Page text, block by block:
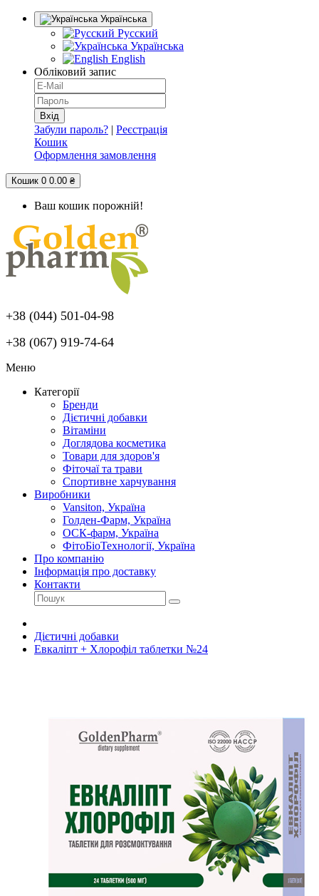
Українська
Русский
Українська
English
Обліковий запис
Забули пароль? | Реєстрація
Кошик
Оформлення замовлення
Кошик 0 0.00 ₴
Ваш кошик порожній!
+38 (044) 501-04-98
+38 (067) 919-74-64
Меню
Категорії
Бренди
Дієтичні добавки
Вітаміни
Доглядова косметика
Товари для здоров'я
Фіточаї та трави
Спортивне харчування
Виробники
Vansiton, Україна
Голден-Фарм, Україна
ОСК-фарм, Україна
ФітоБіоТехнології, Україна
Про компанію
Інформація про доставку
Контакти
Дієтичні добавки
Евкаліпт + Хлорофіл таблетки №24